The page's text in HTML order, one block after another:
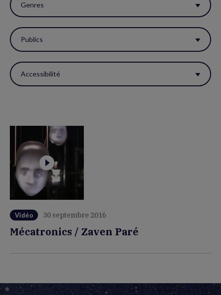
page.
Genres
Publics
Accessibilité
Vidéo 30 septembre 2016
Mécatronics / Zaven Paré